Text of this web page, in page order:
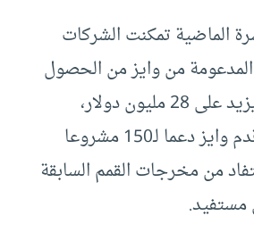
الماضية تمكنت الشركات
المدعومة من وايز من الحصول
على دعم يقدر بما يزيد على 28 مليون دولار،
بالإضافة إلى ذلك قدم وايز دعما لـ150 مشروعا
من مخرجات القمم السابقة
.